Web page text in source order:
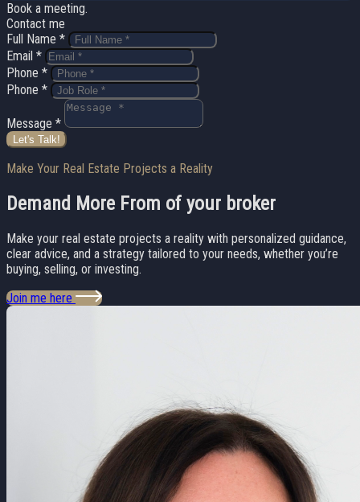
Book a meeting.
Contact me
Full Name *
Email *
Phone *
Phone *
Message *
Let's Talk!
Make Your Real Estate Projects a Reality
Demand More From of your broker
Make your real estate projects a reality with personalized guidance,
clear advice, and a strategy tailored to your needs, whether you’re
buying, selling, or investing.
Join me here